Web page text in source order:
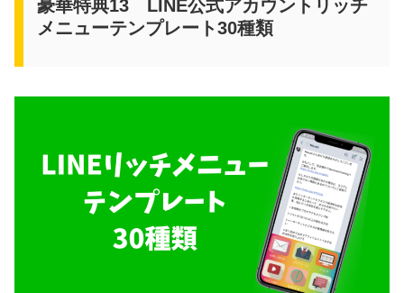
豪華特典13 LINE公式アカウントリッチ
メニューテンプレート30種類